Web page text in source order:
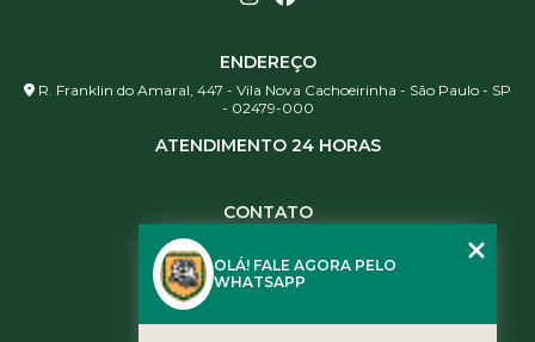
ENDEREÇO
R. Franklin do Amaral, 447 - Vila Nova Cachoeirinha - São Paulo - SP
- 02479-000
ATENDIMENTO 24 HORAS
CONTATO
(11) 3461-5871
contato@leaoservicos.com.br
OLÁ! FALE AGORA PELO
WHATSAPP